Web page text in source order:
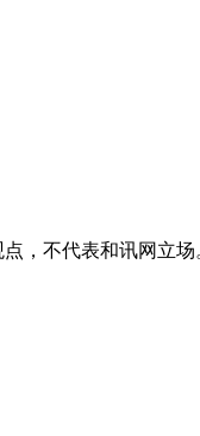
，不代表和讯网立